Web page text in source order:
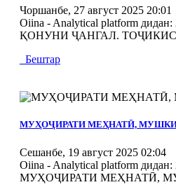
Чоршанбе, 27 август 2025 20:01
Oiina - Analytical platform дидан:
ҚОНУНИ ҶАНГАЛ.
Бештар
МУҲОҶИРАТИ МЕҲНАТӢ,
Сешанбе, 19 август 2025 02:04
Oiina - Analytical platform дидан:
МУҲОҶИРАТИ МЕҲНАТӢ,